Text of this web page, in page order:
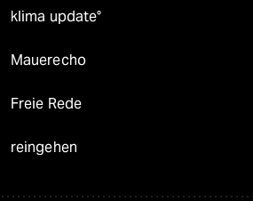
klima update°
Mauerecho
Freie Rede
reingehen